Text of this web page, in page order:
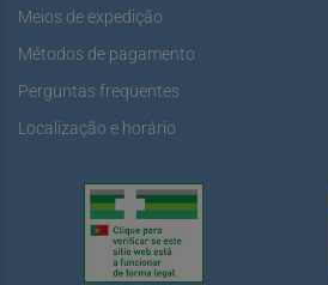
Meios de expedição
Métodos de pagamento
Perguntas frequentes
Localização e horário